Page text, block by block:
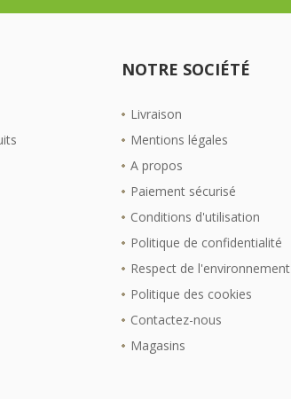
NOTRE SOCIÉTÉ
Livraison
Mentions légales
A propos
Paiement sécurisé
Conditions d'utilisation
Politique de confidentialité
Respect de l'environnement
Politique des cookies
Contactez-nous
Magasins